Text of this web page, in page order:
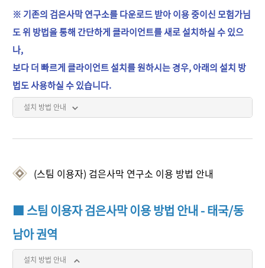
※ 기존의 검은사막 연구소를 다운로드 받아 이용 중이신 모험가님
도 위 방법을 통해 간단하게 클라이언트를 새로 설치하실 수 있으
나,
보다 더 빠르게 클라이언트 설치를 원하시는 경우, 아래의 설치 방
법도 사용하실 수 있습니다.
설치 방법 안내
(스팀 이용자) 검은사막 연구소 이용 방법 안내
■ 스팀 이용자 검은사막 이용 방법 안내 - 태국/동
남아 권역
설치 방법 안내